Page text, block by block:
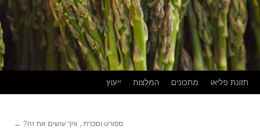
תזונת פליאו מתכונים המלצות ייעוץ
ספורט וסכרת , איך עושים את זה? ←